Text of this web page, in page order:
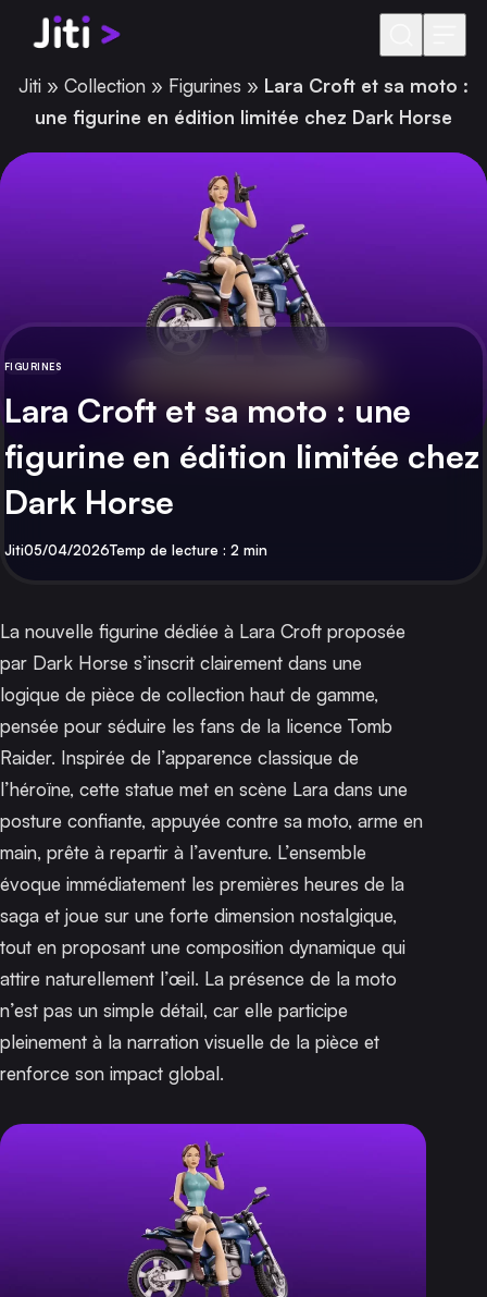
Aller au contenu
Jiti » Collection » Figurines » Lara Croft et sa moto :
une figurine en édition limitée chez Dark Horse
CATÉGORIE
FIGURINES
Lara Croft et sa moto : une
figurine en édition limitée chez
Dark Horse
Par
JitiPublié
05/04/2026Temp de lecture : 2 min
La nouvelle figurine dédiée à Lara Croft proposée
par Dark Horse s’inscrit clairement dans une
logique de pièce de collection haut de gamme,
pensée pour séduire les fans de la licence Tomb
Raider. Inspirée de l’apparence classique de
l’héroïne, cette statue met en scène Lara dans une
posture confiante, appuyée contre sa moto, arme en
main, prête à repartir à l’aventure. L’ensemble
évoque immédiatement les premières heures de la
saga et joue sur une forte dimension nostalgique,
tout en proposant une composition dynamique qui
attire naturellement l’œil. La présence de la moto
n’est pas un simple détail, car elle participe
pleinement à la narration visuelle de la pièce et
renforce son impact global.